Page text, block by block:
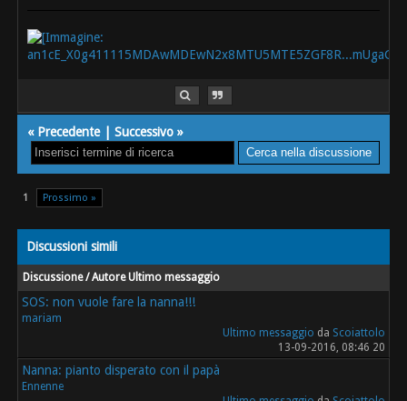
« Precedente|Successivo »
1 Prossimo »
Discussioni simili
Discussione / Autore Ultimo messaggio
SOS: non vuole fare la nanna!!!
mariam
Ultimo messaggio da Scoiattolo
13-09-2016, 08:46 20
Nanna: pianto disperato con il papà
Ennenne